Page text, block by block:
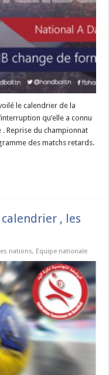
le calendrier de la
qu’elle a connu
Reprise du championnat
des matchs retards.
, les
nations, Equipe nationale